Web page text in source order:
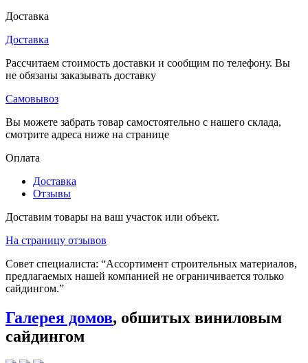
Доставка
Доставка
Рассчитаем стоимость доставки и сообщим по телефону. Вы
не обязаны заказывать доставку
Самовывоз
Вы можете забрать товар самостоятельно с нашего склада,
смотрите адреса ниже на странице
Оплата
Доставка
Отзывы
Доставим товары на ваш участок или объект.
На страницу отзывов
Совет специалиста: “Ассортимент строительных материалов,
предлагаемых нашей компанией не ограничивается только
сайдингом.”
Галерея домов, обшитых виниловым
сайдингом